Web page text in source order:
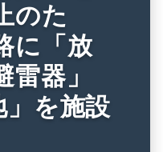
のた
に「放
器」
」を施設